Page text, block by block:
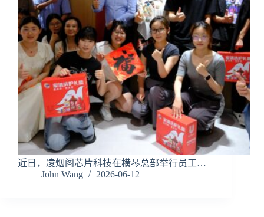
近日，凌烟阁芯片科技在横琴总部举行员工…
John Wang
2026-06-12